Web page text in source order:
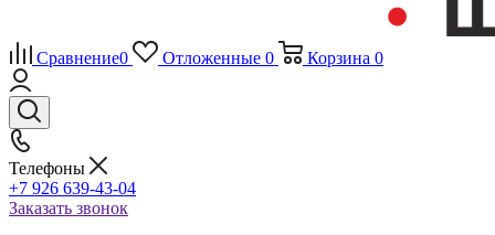
Сравнение0 Отложенные 0 Корзина 0
Телефоны
+7 926 639-43-04
Заказать звонок